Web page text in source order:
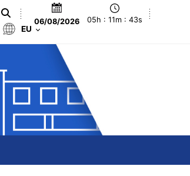
06/08/2026 05h : 11m : 44s
EU